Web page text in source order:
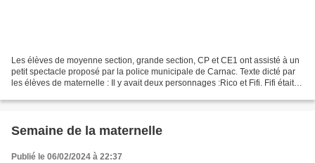
Les élèves de moyenne section, grande section, CP et CE1 ont assisté à un
petit spectacle proposé par la police municipale de Carnac. Texte dicté par
les élèves de maternelle : Il y avait deux personnages :Rico et Fifi. Fifi était
Semaine de la maternelle
Publié le 06/02/2024 à 22:37